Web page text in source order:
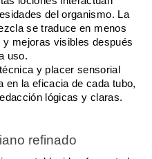
del organismo. La
se traduce en menos
mejoras visibles después
uso.
y placer sensorial
en la eficacia de cada tubo,
lógicas y claras.
refinado